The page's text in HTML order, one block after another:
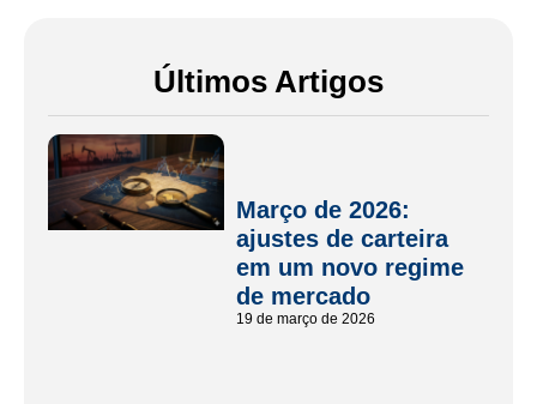
Últimos Artigos
Março de 2026:
ajustes de carteira
em um novo regime
de mercado
19 de março de 2026